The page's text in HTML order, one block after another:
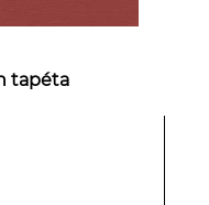
tapéta